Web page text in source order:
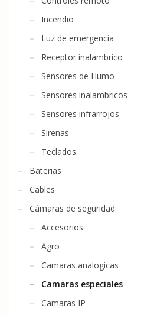
Incendio
Luz de emergencia
Receptor inalambrico
Sensores de Humo
Sensores inalambricos
Sensores infrarrojos
Sirenas
Teclados
Baterias
Cables
Cámaras de seguridad
Accesorios
Agro
Camaras analogicas
Camaras especiales
Camaras IP